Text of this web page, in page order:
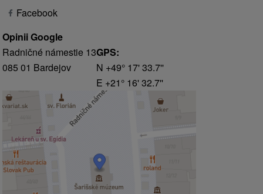
Facebook
Opinii Google
Radničné námestie 13
085 01 Bardejov
GPS:
N +49° 17' 33.7''
E +21° 16' 32.7''